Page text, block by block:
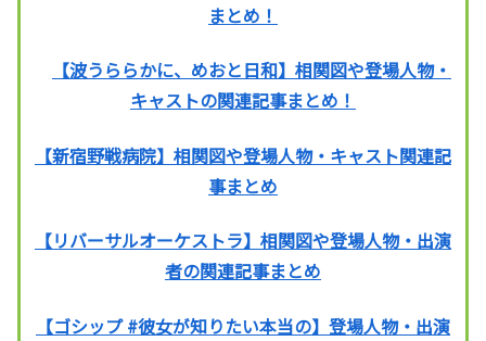
まとめ！
【波うららかに、めおと日和】相関図や登場人物・
キャストの関連記事まとめ！
【新宿野戦病院】相関図や登場人物・キャスト関連記
事まとめ
【リバーサルオーケストラ】相関図や登場人物・出演
者の関連記事まとめ
【ゴシップ #彼女が知りたい本当の】登場人物・出演